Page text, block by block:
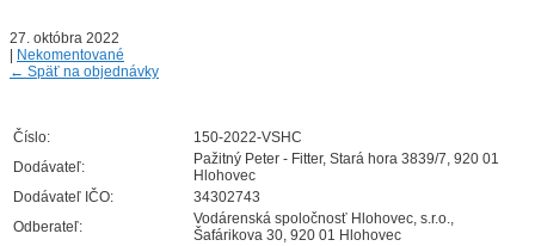
27. októbra 2022
Nekomentované
← Späť na objednávky
Číslo:
150-2022-VSHC
Dodávateľ:
Pažitný Peter - Fitter, Stará hora 3839/7, 920 01
Hlohovec
Dodávateľ IČO:
34302743
Odberateľ:
Vodárenská spoločnosť Hlohovec, s.r.o.,
Šafárikova 30, 920 01 Hlohovec